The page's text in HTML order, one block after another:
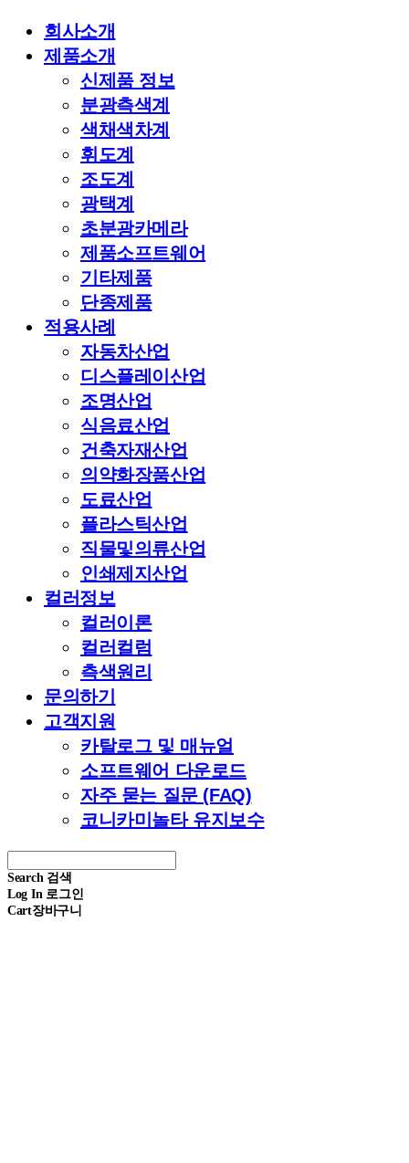
회사소개
제품소개
신제품 정보
분광측색계
색채색차계
휘도계
조도계
광택계
초분광카메라
제품소프트웨어
기타제품
단종제품
적용사례
자동차산업
디스플레이산업
조명산업
식음료산업
건축자재산업
의약화장품산업
도료산업
플라스틱산업
직물및의류산업
인쇄제지산업
컬러정보
컬러이론
컬러컬럼
측색원리
문의하기
고객지원
카탈로그 및 매뉴얼
소프트웨어 다운로드
자주 묻는 질문 (FAQ)
코니카미놀타 유지보수
Search 검색
Log In 로그인
Cart장바구니